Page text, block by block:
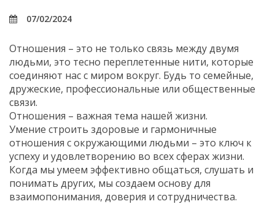
07/02/2024
Отношения – это не только связь между двумя
людьми, это тесно переплетенные нити, которые
соединяют нас с миром вокруг. Будь то семейные,
дружеские, профессиональные или общественные
связи.
Отношения – важная тема нашей жизни.
Умение строить здоровые и гармоничные
отношения с окружающими людьми – это ключ к
успеху и удовлетворению во всех сферах жизни.
Когда мы умеем эффективно общаться, слушать и
понимать других, мы создаем основу для
взаимопонимания, доверия и сотрудничества.